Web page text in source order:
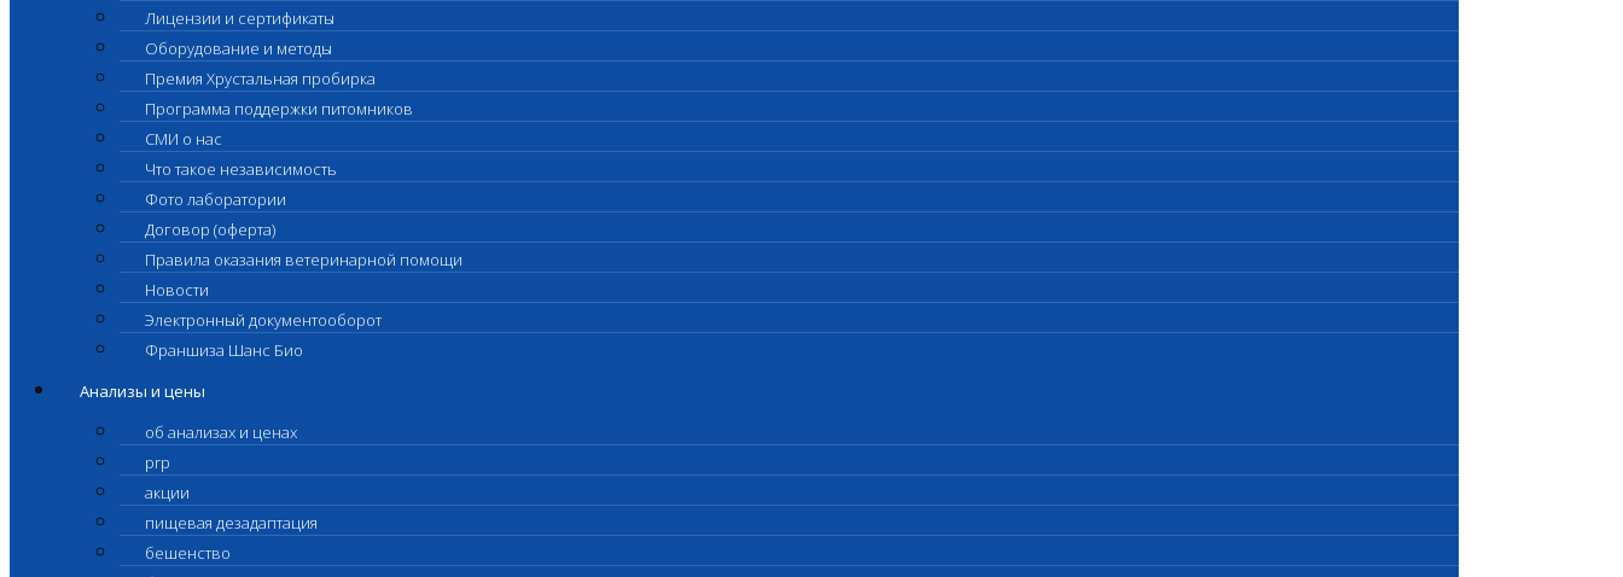
Лицензии и сертификаты
Оборудование и методы
Премия Хрустальная пробирка
Программа поддержки питомников
СМИ о нас
Что такое независимость
Фото лаборатории
Договор (оферта)
Правила оказания ветеринарной помощи
Новости
Электронный документооборот
Франшиза Шанс Био
Анализы и цены
об анализах и ценах
prp
акции
пищевая дезадаптация
бешенство